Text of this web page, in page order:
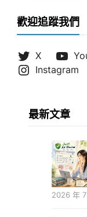
歡迎追蹤我們
X
Instagram
最新文章
2026 年